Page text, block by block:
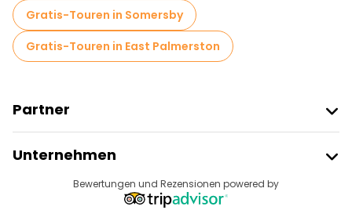
Gratis-Touren in Somersby
Gratis-Touren in East Palmerston
Partner
Anbieter-Anmeldung
Affiliate-Programm
Unternehmen
ReisezieleBewertungen und Rezensionen powered by